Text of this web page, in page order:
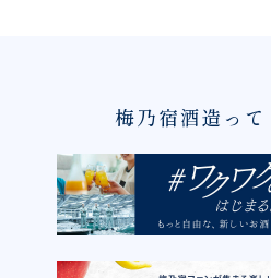
梅乃宿酒造って